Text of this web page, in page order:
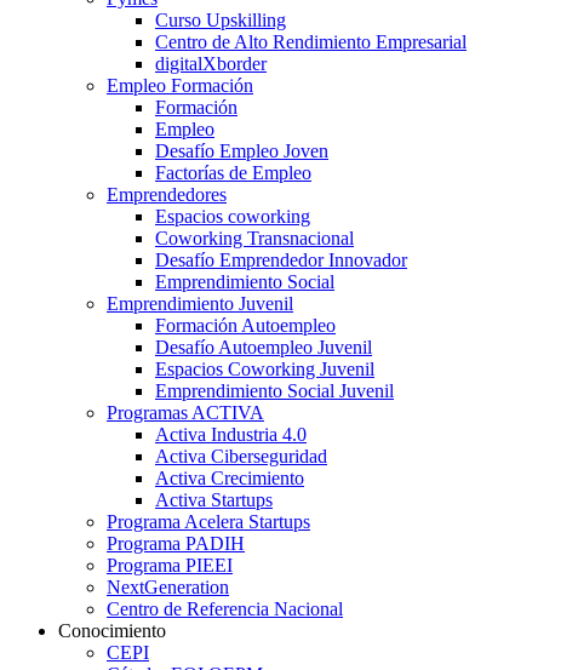
Curso Upskilling
Centro de Alto Rendimiento Empresarial
digitalXborder
Empleo Formación
Formación
Empleo
Desafío Empleo Joven
Factorías de Empleo
Emprendedores
Espacios coworking
Coworking Transnacional
Desafío Emprendedor Innovador
Emprendimiento Social
Emprendimiento Juvenil
Formación Autoempleo
Desafío Autoempleo Juvenil
Espacios Coworking Juvenil
Emprendimiento Social Juvenil
Programas ACTIVA
Activa Industria 4.0
Activa Ciberseguridad
Activa Crecimiento
Activa Startups
Programa Acelera Startups
Programa PADIH
Programa PIEEI
NextGeneration
Centro de Referencia Nacional
Conocimiento
CEPI